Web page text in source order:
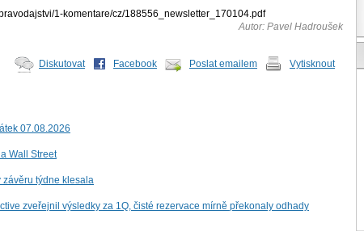
1-komentare/cz/188556_newsletter_170104.pdf
Autor: Pavel Hadroušek
Diskutovat Facebook Poslat emailem Vytisknout
07.08.2026
Wall Street
závěru týdne klesala
zveřejnil výsledky za 1Q, čisté rezervace mírně překonaly odhady